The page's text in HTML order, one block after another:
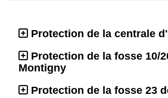
Protection de la centrale
Protection de la fosse 10/
Montigny
Protection de la fosse 23